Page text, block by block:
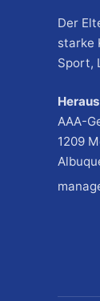
Der
starke
Sport,
AAA-
1209